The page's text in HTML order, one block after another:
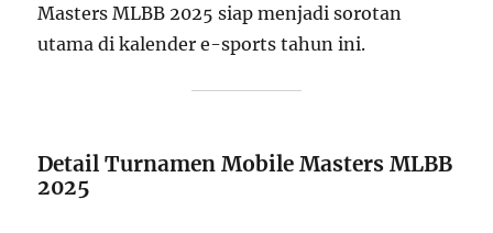
Masters MLBB 2025 siap menjadi sorotan
utama di kalender e-sports tahun ini.
Detail Turnamen Mobile Masters MLBB
2025